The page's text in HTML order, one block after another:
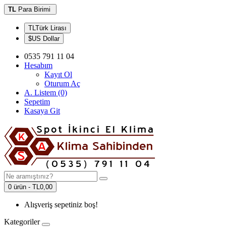
TL Para Birimi
TLTürk Lirası
$US Dollar
0535 791 11 04
Hesabım
Kayıt Ol
Oturum Aç
A. Listem (0)
Sepetim
Kasaya Git
0 ürün - TL0,00
Alışveriş sepetiniz boş!
Kategoriler